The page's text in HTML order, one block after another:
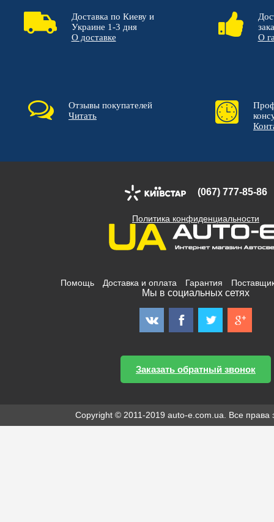
Доставка по Киеву и
Украине 1-3 дня
О доставке
О
Отзывы покупателей
Читать
(067) 777-85-86
Политика конфиденциальности
Помощь Доставка и оплата Гарантия
Мы в социальных сетях
Заказать обратный звонок
Copyright © 2011-2019 auto-e.com.ua. Все